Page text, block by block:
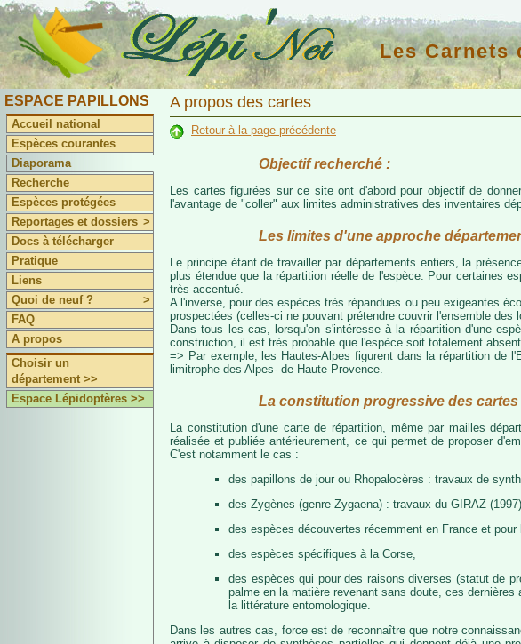
Les Carnets
ESPACE PAPILLONS
Accueil national
Espèces courantes
Diaporama
Recherche
Espèces protégées
Reportages et dossiers >
Docs à télécharger
Pratique
Liens
Quoi de neuf ?
>
FAQ
A propos
Choisir un
département >>
Espace Lépidoptères >>
A propos des cartes
Retour à la page précédente
Objectif recherché :
Les cartes figurées sur ce site ont d'abord pour objectif de
l'avantage de "coller" aux limites administratives des inventaires
Les limites d'une approche
Le principe étant de travailler par départements entiers, la
plus étendue que la répartition réelle de l'espèce. Pour certaines
très accentué.
A l'inverse, pour des espèces très répandues ou peu exigeantes
prospectées (celles-ci ne pouvant prétendre couvrir l'ensemble des
Dans tous les cas, lorsqu'on s'intéresse à la répartition d'une
construction, il est très probable que l'espèce soit totalement
=> Par exemple, les Hautes-Alpes figurent dans la répartition de
limitrophe des Alpes- de-Haute-Provence.
La constitution progressive des cartes
La constitution d'une carte de répartition, même par mailles
réalisée et publiée antérieurement, ce qui permet de proposer
C'est notamment le cas :
des papillons de jour ou Rhopalocères : travaux de
des Zygènes (genre Zygaena) : travaux du GIRAZ (1997),
des espèces découvertes récemment en France et
des espèces spécifiques à la Corse,
des espèces qui pour des raisons diverses (statut de
palme en la matière revenant sans doute, ces
la littérature entomologique.
Dans les autres cas, force est de reconnaître que notre